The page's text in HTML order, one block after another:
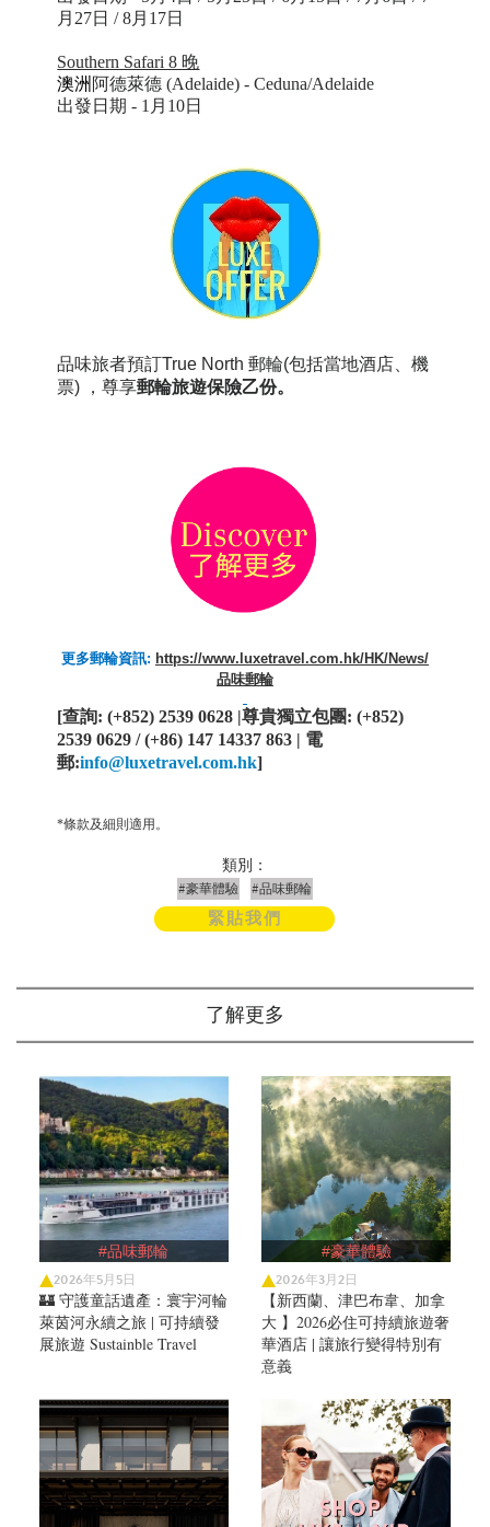
月27日 / 8月17日
Southern Safari 8 晚
澳洲 阿德萊德 (Adelaide) - Ceduna/Adelaide
出發日期 - 1月10日
品味旅者預訂True North 郵輪(包括當地酒店、機
票) ，尊享郵輪旅遊保險乙份。
更多郵輪資訊: https://www.luxetravel.com.hk/HK/News/
品味郵輪
[查詢: (+852) 2539 0628 |尊貴獨立包團: (+852)
2539 0629 / (+86) 147 14337 863 | 電
郵:info@luxetravel.com.hk]
*條款及細則適用。
類別：
#豪華體驗 #品味郵輪
緊貼我們
了解更多
#品味郵輪
2026年5月5日
🏰 守護童話遺產：寰宇河輪
萊茵河永續之旅 | 可持續發
展旅遊 Sustainble Travel
#豪華體驗
2026年3月2日
【新西蘭、津巴布韋、加拿
大 】2026必住可持續旅遊奢
華酒店 | 讓旅行變得特別有
意義